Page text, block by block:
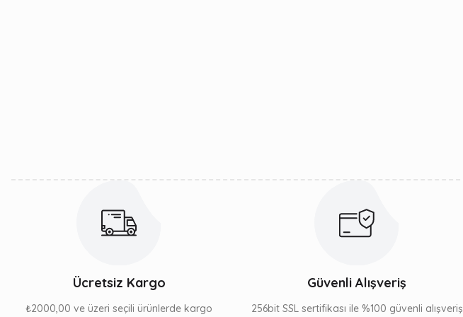
Ücretsiz Kargo
₺2000,00 ve üzeri seçili ürünlerde kargo
Güvenli Alışveriş
256bit SSL sertifikası ile %100 güvenli alışveriş